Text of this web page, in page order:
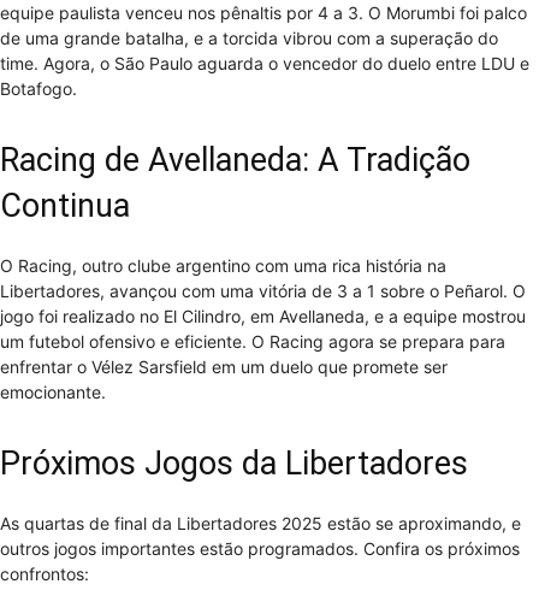
equipe paulista venceu nos pênaltis por 4 a 3. O Morumbi foi palco
de uma grande batalha, e a torcida vibrou com a superação do
time. Agora, o São Paulo aguarda o vencedor do duelo entre LDU e
Botafogo.
Racing de Avellaneda: A Tradição
Continua
O Racing, outro clube argentino com uma rica história na
Libertadores, avançou com uma vitória de 3 a 1 sobre o Peñarol. O
jogo foi realizado no El Cilindro, em Avellaneda, e a equipe mostrou
um futebol ofensivo e eficiente. O Racing agora se prepara para
enfrentar o Vélez Sarsfield em um duelo que promete ser
emocionante.
Próximos Jogos da Libertadores
As quartas de final da Libertadores 2025 estão se aproximando, e
outros jogos importantes estão programados. Confira os próximos
confrontos: